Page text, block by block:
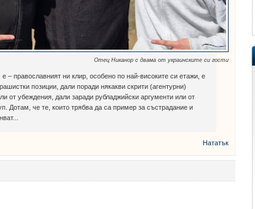
Отец Никанор с двама от украинските си гости
е – православният ни клир, особено по най-високите си етажи, е
позиции, дали поради някакви скрити (агентурни)
от убеждения, дали заради рубладжийски аргументи или от
Дотам, че те, които трябва да са пример за състрадание и
Нататък